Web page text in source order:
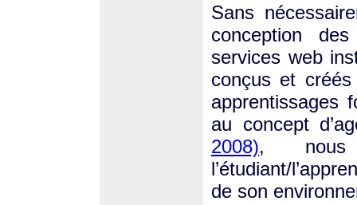
Sans
conception
services web
conçus et
apprentissages
au concept
2008), nous
l’étudiant/
de son